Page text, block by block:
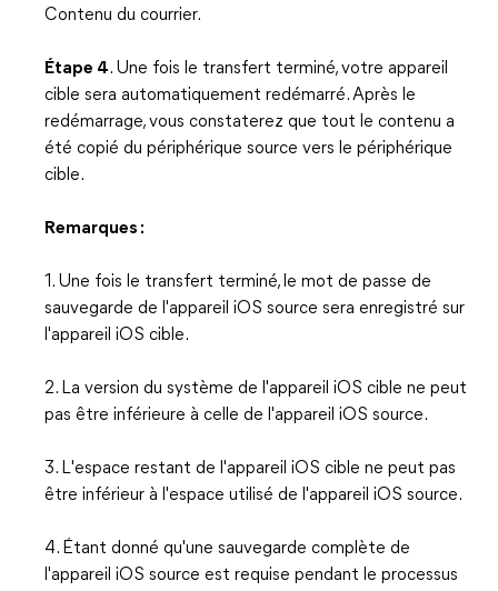
Contenu du courrier.
Étape 4. Une fois le transfert terminé, votre appareil
cible sera automatiquement redémarré. Après le
redémarrage, vous constaterez que tout le contenu a
été copié du périphérique source vers le périphérique
cible.
Remarques :
1. Une fois le transfert terminé, le mot de passe de
sauvegarde de l'appareil iOS source sera enregistré sur
l'appareil iOS cible.
2. La version du système de l'appareil iOS cible ne peut
pas être inférieure à celle de l'appareil iOS source.
3. L'espace restant de l'appareil iOS cible ne peut pas
être inférieur à l'espace utilisé de l'appareil iOS source.
4. Étant donné qu'une sauvegarde complète de
l'appareil iOS source est requise pendant le processus